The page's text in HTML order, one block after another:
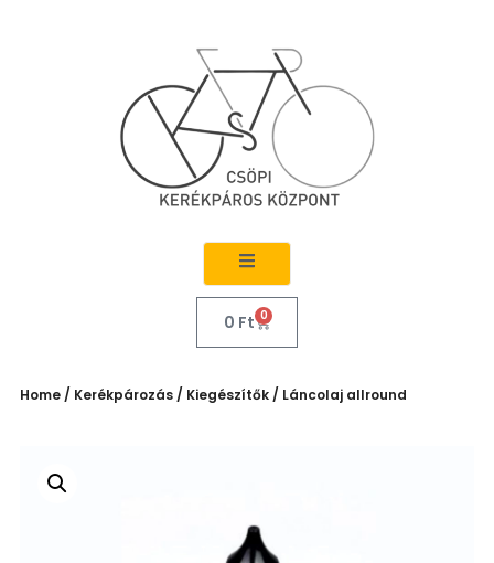
0 Ft 0
Home / Kerékpározás / Kiegészítők / Láncolaj allround